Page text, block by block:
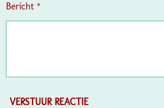
Bericht *
VERSTUUR REACTIE